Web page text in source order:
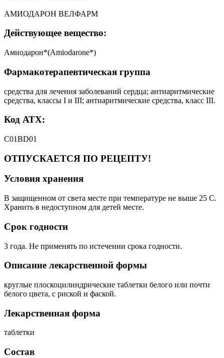
АМИОДАРОН ВЕЛФАРМ
Действующее вещество:
Амиодарон*(Amiodarone*)
Фармакотерапевтическая группа
средства для лечения заболеваний сердца; антиаритмические
средства, классы I и III; антиаритмические средства, класс III.
Код АТХ:
C01BD01
ОТПУСКАЕТСЯ ПО РЕЦЕПТУ!
Условия хранения
В защищенном от света месте при температуре не выше 25 С.
Хранить в недоступном для детей месте.
Срок годности
3 года. Не применять по истечении срока годности.
Описание лекарственной формы
круглые плоскоцилиндрические таблетки белого или почти
белого цвета, с риской и фаской.
Лекарственная форма
таблетки
Состав